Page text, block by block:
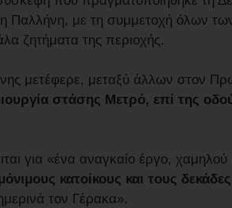
Παλλήνη, με τη συμμετοχή όλων
ζητήματα της περιοχής.
μετέφερε, μεταξύ άλλων στον
στάσης Μετρό, επί της
για «ένα αναγκαίο έργο,
κατοίκους και τους
τον Γέρακα».